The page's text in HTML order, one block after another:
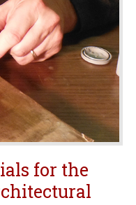
for the